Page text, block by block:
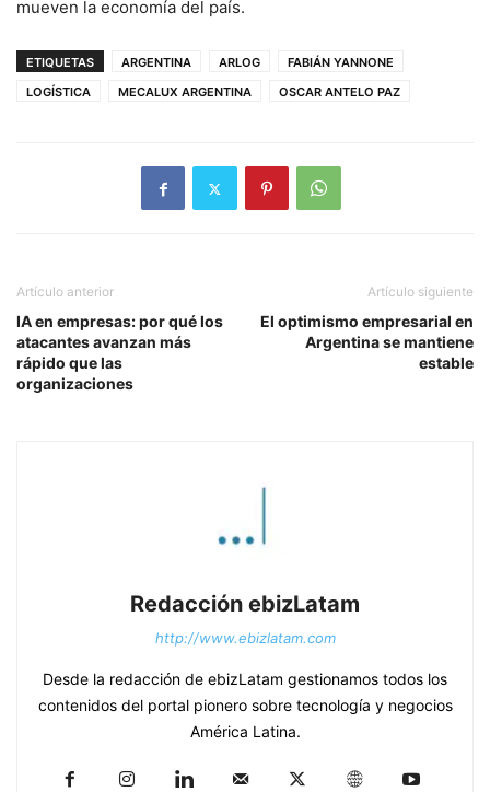
mueven la economía del país.
ETIQUETAS ARGENTINA ARLOG
FABIÁN YANNONE
LOGÍSTICA
MECALUX ARGENTINA OSCAR ANTELO PAZ
Artículo anterior
IA en empresas: por qué los
atacantes avanzan más
rápido que las
organizaciones
Artículo siguiente
El optimismo empresarial en
Argentina se mantiene
estable
Redacción ebizLatam
http://www.ebizlatam.com
Desde la redacción de ebizLatam gestionamos todos los
contenidos del portal pionero sobre tecnología y negocios
América Latina.